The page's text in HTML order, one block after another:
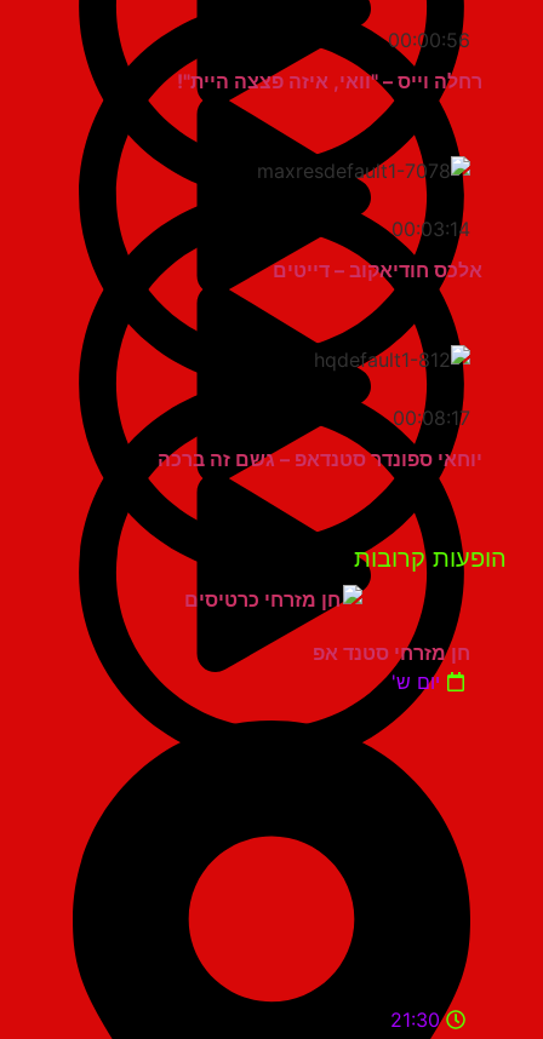
00:00:56
רחלה וייס – "וואי, איזה פצצה היית"!
00:03:14
אלכס חודיאקוב – דייטים
00:08:17
יוחאי ספונדר סטנדאפ – גשם זה ברכה
קרובות
חן מזרחי סטנד אפ
יום ש'
21:30